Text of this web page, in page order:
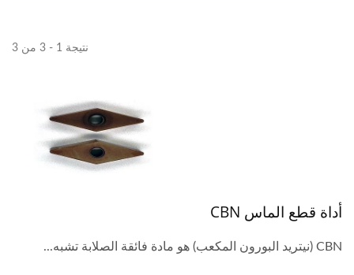
نتيجة 1 - 3 من 3
أداة قطع الماس CBN
CBN (نيتريد البورون المكعب) هو مادة فائقة الصلابة تشبه...